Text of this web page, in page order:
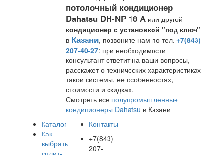
потолочный кондиционер
Dahatsu DH-NP 18 Аили другой
кондиционер с установкой "под ключ"
в Казани, позвоните нам по тел. +7(843)
207-40-27: при необходимости
консультант ответит на ваши вопросы,
расскажет о технических характеристиках
такой системы, ее особенностях,
стоимости и скидках.
Смотреть все полупромышленные
кондиционеры Dahatsu в Казани
Каталог
Как
выбрать
сплит-
Контакты
+7(843)
207-